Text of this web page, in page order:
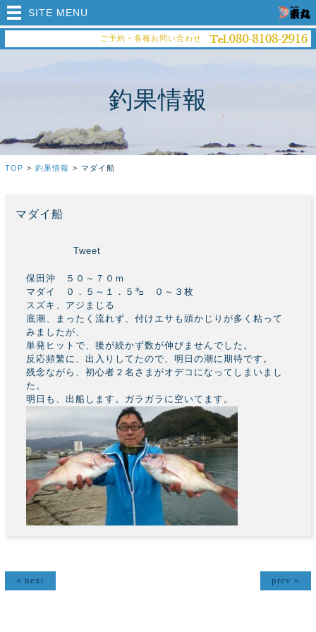
ご予約・各種お問い合わせ
SITE MENU
釣果情報
TOP > 釣果情報 > マダイ船
マダイ船
Tweet
保田沖 ５０～７０ｍ
マダイ ０．５～１．５㌔ ０～３枚
スズキ、アジまじる
底潮、まったく流れず、付けエサも頭かじりが多く粘って
みましたが、
単発ヒットで、後が続かず数が伸びませんでした。
反応頻繁に、出入りしてたので、明日の潮に期待です。
残念ながら、初心者２名さまがオデコになってしまいまし
た。
明日も、出船します。ガラガラに空いてます。
« next prev »